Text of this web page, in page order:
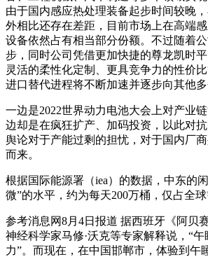
由于国内感应热处理装备起步时间较晚
外相比还存在差距，目前市场上在高端
设备依然占有相当部分份额。不过随着
步，同时公司凭借更加快捷的尊龙凯时平
灵活的柔性化定制、更具竞争力的性价
进口替代进程将不断加速并逐步向其他多
一边是2022世界动力电池大会上对产业
边却是在疯狂扩产、加码投资，以此对抗
舆论对于产能过剩的担忧，对于国内厂
而来。
根据国际能源署（iea）的数据，中东的
微”的水平，约为每天200万桶，仅占全球
参考消息网8月4日报道 据西班牙《阿贝
神经科学家马修·沃克等专家解释说，“
力”。而现在，在中国邯郸市，体验到午